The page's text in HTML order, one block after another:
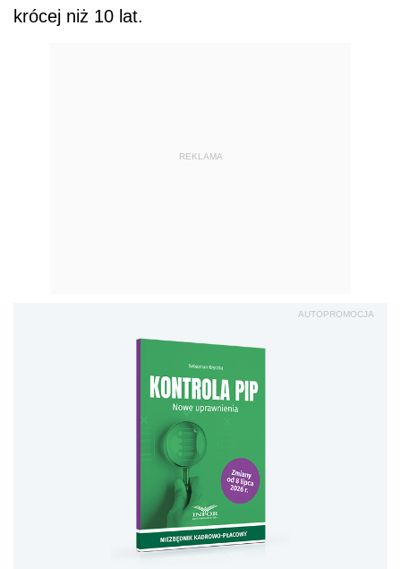
krócej niż 10 lat.
REKLAMA
AUTOPROMOCJA